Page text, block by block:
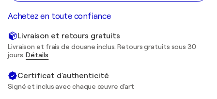
Achetez en toute confiance
Livraison et retours gratuits
Livraison et frais de douane inclus. Retours gratuits sous 30
jours.Détails
Certificat d'authenticité
Signé et inclus avec chaque œuvre d'art